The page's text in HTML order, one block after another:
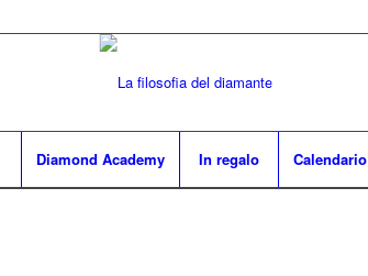
Diamond Academy In regalo Calendario